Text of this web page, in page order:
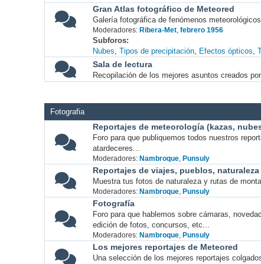
Gran Atlas fotográfico de Meteored
Galería fotográfica de fenómenos
Moderadores: Ribera-Met, febrero 1956
Subforos
Nubes Tipos de precipitación Efectos ópticos
Sala de lectura
Recopilación de los mejores asuntos creados
Fotografia
Reportajes de meteorología (kazas,
Foro para que publiquemos todos nuestros
atardeceres...
Moderadores: Nambroque, Punsuly
Reportajes de viajes, pueblos,
Muestra tus fotos de naturaleza y rutas de
Moderadores: Nambroque, Punsuly
Fotografía
Foro para que hablemos sobre cámaras,
edición de fotos, concursos, etc...
Moderadores: Nambroque, Punsuly
Los mejores reportajes de Meteored
Una selección de los mejores reportajes